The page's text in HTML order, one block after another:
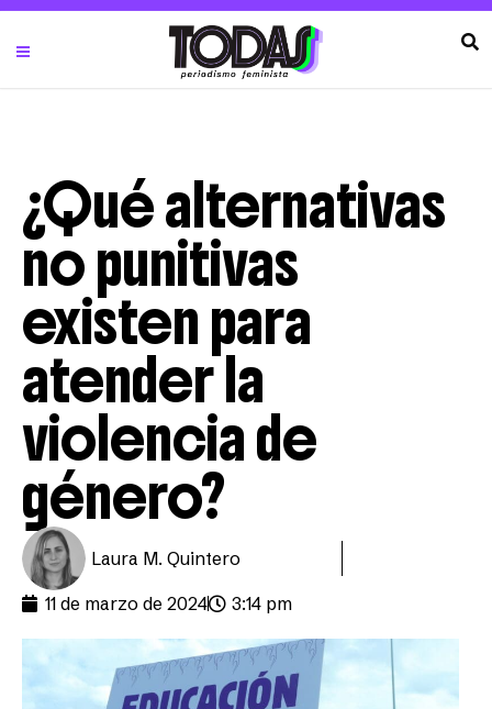
¿Qué alternativas
no punitivas
existen para
atender la
violencia de
género?
Laura M. Quintero
11 de marzo de 2024 3:14 pm